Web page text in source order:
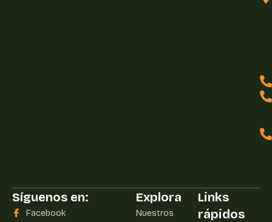
Síguenos en:
Facebook
Explora
Nuestros
Links
rápidos